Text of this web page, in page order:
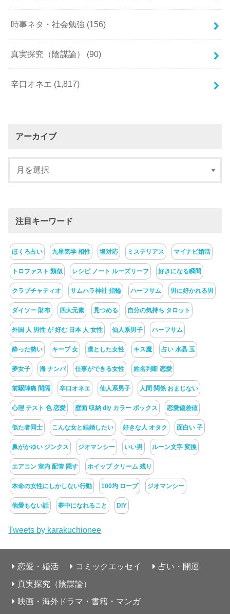
時事ネタ・社会勉強 (156)
真実探究（陰謀論） (90)
辛口オネエ (1,817)
アーカイブ
注目キーワード
ほくろ占い 九星気学 相性 塩対応 ミステリアス マイナビ婚活
トロファスト 類似 レシピ ノート ルーズリーフ 好きになる瞬間
クラブチャティオ サムハラ神社 指輪 ハーフサム 男に好かれる男
ダイソー 財布 四大元素 見つめる 自分の気持ち タロット
外国 人 男性 が 好む 日本 人 女性 仙人系男子 ハーフサム
酔った勢い キープ 女 凛とした女性 キス魔 占い 水晶 玉
夢女子 海 ナンパ 仕事ができる女性 姓名判断 恋愛
前駆陣痛 間隔 辛口オネエ 仙人系男子 人間 関係 おまじない
心理 テスト 色 恋愛 壁面 収納 diy カラー ボックス 恋愛偏差値
似た者同士 こんな女と結婚したい 好きな人 オタク 面白い 子
鼻がかゆい ジンクス ジオマンシー いい男 ルーン文字 変換
エアコン 室内 配管 隠す ホイップ クリーム 残り
本命の女性にしかしない行動 100均 ロープ ジオマンシー
他愛もない話 夢中になれること DIY
Tweets by karakuchionee
恋愛・婚活 コミックエッセイ
占い・開運
真実探究（陰謀論）
映画・海外ドラマ・書籍・マンガ